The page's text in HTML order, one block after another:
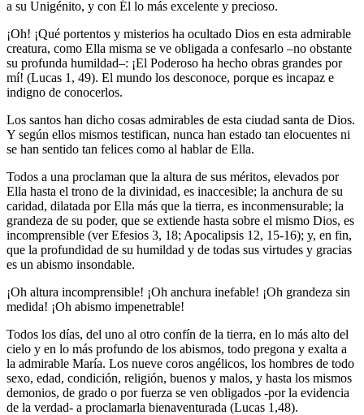
a su Unigénito, y con Él lo más excelente y precioso.
¡Oh! ¡Qué portentos y misterios ha ocultado Dios en esta admirable
creatura, como Ella misma se ve obligada a confesarlo –no obstante
su profunda humildad–: ¡El Poderoso ha hecho obras grandes por
mí! (Lucas 1, 49). El mundo los desconoce, porque es incapaz e
indigno de conocerlos.
Los santos han dicho cosas admirables de esta ciudad santa de Dios.
Y según ellos mismos testifican, nunca han estado tan elocuentes ni
se han sentido tan felices como al hablar de Ella.
Todos a una proclaman que la altura de sus méritos, elevados por
Ella hasta el trono de la divinidad, es inaccesible; la anchura de su
caridad, dilatada por Ella más que la tierra, es inconmensurable; la
grandeza de su poder, que se extiende hasta sobre el mismo Dios, es
incomprensible (ver Efesios 3, 18; Apocalipsis 12, 15-16); y, en fin,
que la profundidad de su humildad y de todas sus virtudes y gracias
es un abismo insondable.
¡Oh altura incomprensible! ¡Oh anchura inefable! ¡Oh grandeza sin
medida! ¡Oh abismo impenetrable!
Todos los días, del uno al otro confín de la tierra, en lo más alto del
cielo y en lo más profundo de los abismos, todo pregona y exalta a
la admirable María. Los nueve coros angélicos, los hombres de todo
sexo, edad, condición, religión, buenos y malos, y hasta los mismos
demonios, de grado o por fuerza se ven obligados -por la evidencia
de la verdad- a proclamarla bienaventurada (Lucas 1,48).